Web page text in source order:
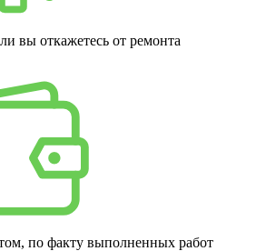
вы откажетесь от ремонта
по факту выполненных работ